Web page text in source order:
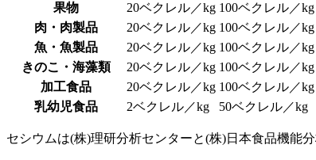
果物
20ベクレル／kg 100ベクレル／kg
肉・肉製品
20ベクレル／kg 100ベクレル／kg
魚・魚製品
20ベクレル／kg 100ベクレル／kg
きのこ・海藻類
20ベクレル／kg 100ベクレル／kg
加工食品
20ベクレル／kg 100ベクレル／kg
乳幼児食品
2ベクレル／kg 50ベクレル／kg
セシウムは(株)理研分析センターと(株)日本食品機能